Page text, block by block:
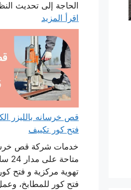
الحاجة إلى تحديث
اقرأ المزيد
فتح كور تكييف
خدمات شركة قص
تهوية مركزية و فتح
فتح كور للمطابخ،